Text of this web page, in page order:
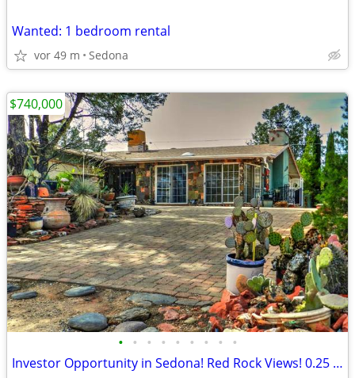
Wanted: 1 bedroom rental
vor 49 m Sedona
• • • • • • • • •
Investor Opportunity in Sedona! Red Rock Views! 0.25 Acre Lot!
$740,000